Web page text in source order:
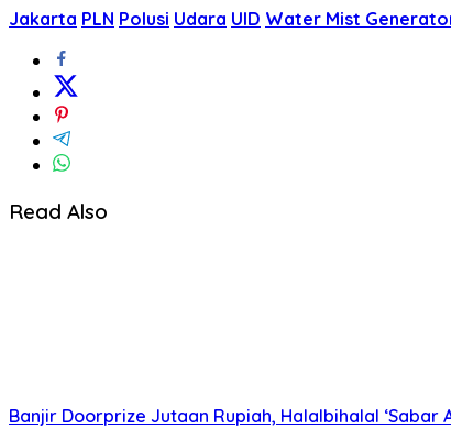
Jakarta PLN Polusi Udara UID Water Mist
Read Also
Banjir Doorprize Jutaan Rupiah, Halalbihalal ‘Sabar